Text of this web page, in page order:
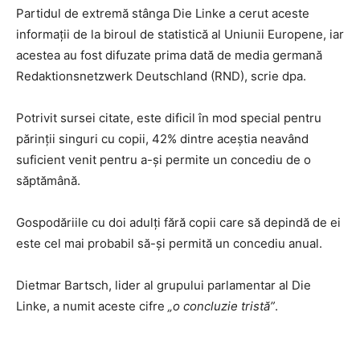
Partidul de extremă stânga Die Linke a cerut aceste
informaţii de la biroul de statistică al Uniunii Europene, iar
acestea au fost difuzate prima dată de media germană
Redaktionsnetzwerk Deutschland (RND), scrie dpa.
Potrivit sursei citate, este dificil în mod special pentru
părinţii singuri cu copii, 42% dintre aceştia neavând
suficient venit pentru a-şi permite un concediu de o
săptămână.
Gospodăriile cu doi adulţi fără copii care să depindă de ei
este cel mai probabil să-şi permită un concediu anual.
Dietmar Bartsch, lider al grupului parlamentar al Die
Linke, a numit aceste cifre „o concluzie tristă”.